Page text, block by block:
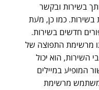
בשירות ובקשר
בשירות. כמו כן, מעת
חדשים בשירות.
מרשימת התפוצה של
השירות, הוא יכול
המופיע במיילים
המשתמש מרשימת